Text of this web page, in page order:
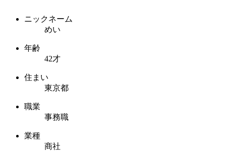
ニックネーム
めい
年齢
42才
住まい
東京都
職業
事務職
業種
商社